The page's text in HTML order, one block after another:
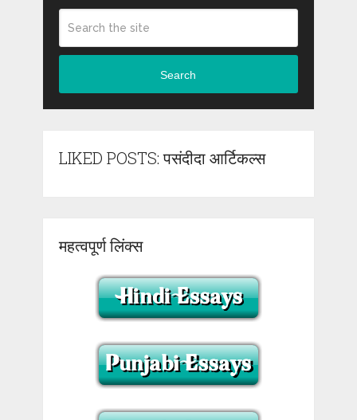
Search
LIKED POSTS: पसंदीदा आर्टिकल्स
महत्वपूर्ण लिंक्स